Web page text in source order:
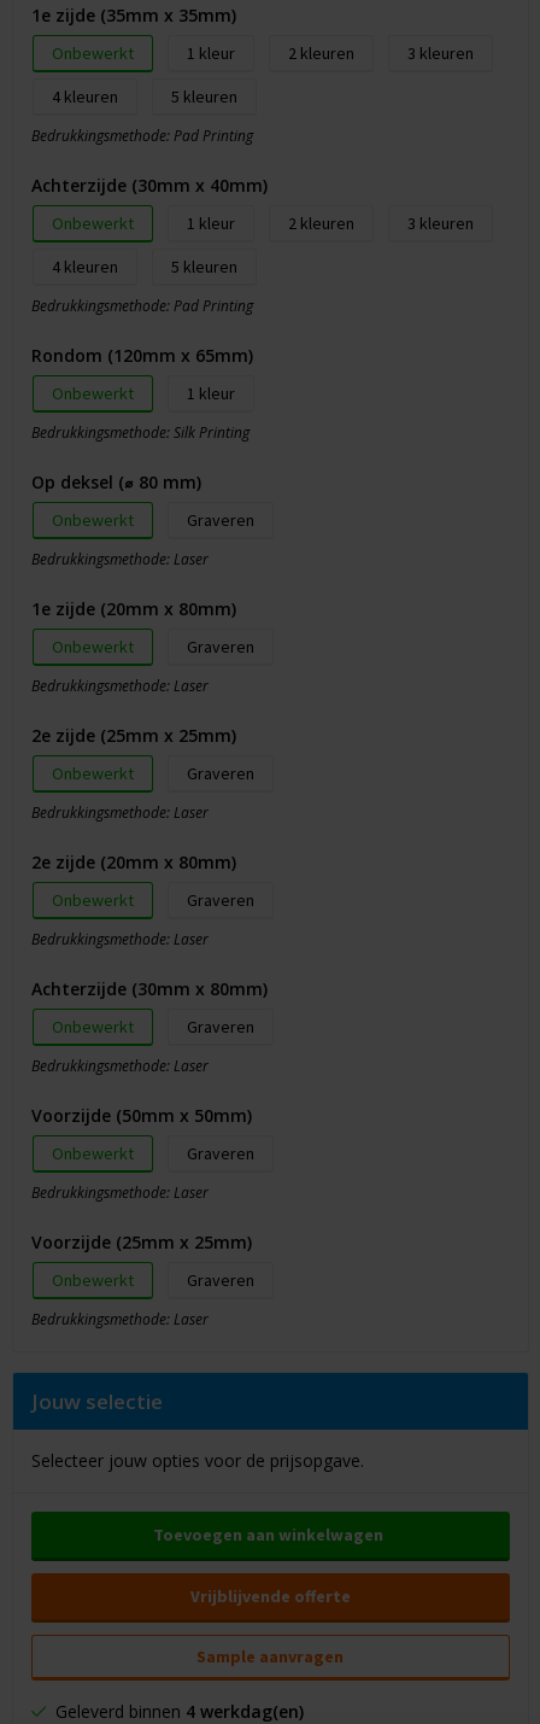
1e zijde (35mm x 35mm)
Onbewerkt 1 2
3
4
5
Bedrukkingsmethode: Pad Printing
Achterzijde (30mm x 40mm)
Onbewerkt 1 2
3
4
5
Bedrukkingsmethode: Pad Printing
Rondom (120mm x 65mm)
Onbewerkt 1
Bedrukkingsmethode: Silk Printing
Op deksel (⌀ 80 mm)
Onbewerkt Graveren
Bedrukkingsmethode: Laser
1e zijde (20mm x 80mm)
Onbewerkt Graveren
Bedrukkingsmethode: Laser
2e zijde (25mm x 25mm)
Onbewerkt Graveren
Bedrukkingsmethode: Laser
2e zijde (20mm x 80mm)
Onbewerkt Graveren
Bedrukkingsmethode: Laser
Achterzijde (30mm x 80mm)
Onbewerkt Graveren
Bedrukkingsmethode: Laser
Voorzijde (50mm x 50mm)
Onbewerkt Graveren
Bedrukkingsmethode: Laser
Voorzijde (25mm x 25mm)
Onbewerkt Graveren
Bedrukkingsmethode: Laser
Jouw selectie
Selecteer jouw opties voor de prijsopgave.
Toevoegen aan winkelwagen
Vrijblijvende offerte
Sample aanvragen
Geleverd binnen 4 werkdag(en)